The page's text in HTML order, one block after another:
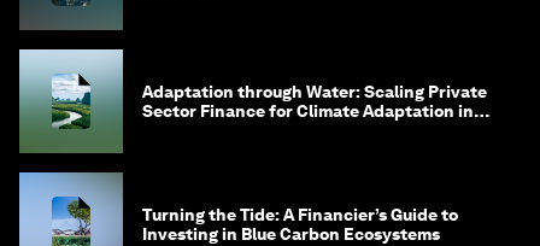
Adaptation through Water: Scaling Private
Sector Finance for Climate Adaptation in
Turning the Tide: A Financier’s Guide to
Investing in Blue Carbon Ecosystems